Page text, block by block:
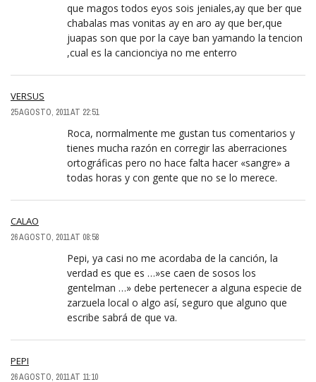
que magos todos eyos sois jeniales,ay que ber que
chabalas mas vonitas ay en aro ay que ber,que
juapas son que por la caye ban yamando la tencion
,cual es la cancionciya no me enterro
VERSUS
25 AGOSTO, 2011 AT 22:51
Roca, normalmente me gustan tus comentarios y
tienes mucha razón en corregir las aberraciones
ortográficas pero no hace falta hacer «sangre» a
todas horas y con gente que no se lo merece.
CALAO
26 AGOSTO, 2011 AT 08:58
Pepi, ya casi no me acordaba de la canción, la
verdad es que es …»se caen de sosos los
gentelman …» debe pertenecer a alguna especie de
zarzuela local o algo así, seguro que alguno que
escribe sabrá de que va.
PEPI
26 AGOSTO, 2011 AT 11:10